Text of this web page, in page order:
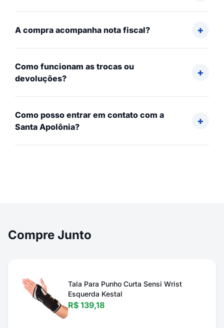
A compra acompanha nota fiscal?
Como funcionam as trocas ou
devoluções?
Como posso entrar em contato com a
Santa Apolônia?
Compre Junto
Tala Para Punho Curta Sensi Wrist
Esquerda Kestal
R$ 139,18